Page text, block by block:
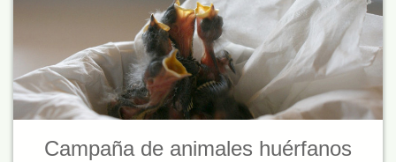
Campaña de animales huérfanos